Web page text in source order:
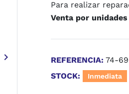
Siguiente
keyboard_arrow_right
Para realizar
Venta por unidades
REFERENCIA: 74-
STOCK:
Inmediata